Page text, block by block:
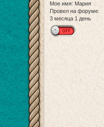
Мое имя: Мария
Провел на форуме:
3 месяца 1 день